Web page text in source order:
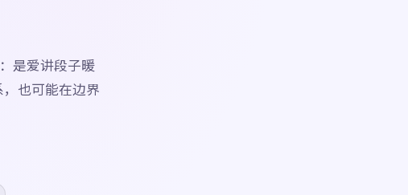
是爱讲段子暖
也可能在边界